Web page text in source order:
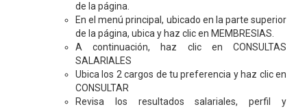
de la página.
En el menú principal, ubicado en la parte superior
de la página, ubica y haz clic en MEMBRESIAS.
A continuación, haz clic en CONSULTAS
SALARIALES
Ubica los 2 cargos de tu preferencia y haz clic en
CONSULTAR
Revisa los resultados salariales, perfil y